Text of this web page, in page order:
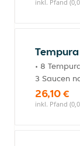
inkl. Pfand
• 8
3 Saucen
26,10 €
inkl. Pfand